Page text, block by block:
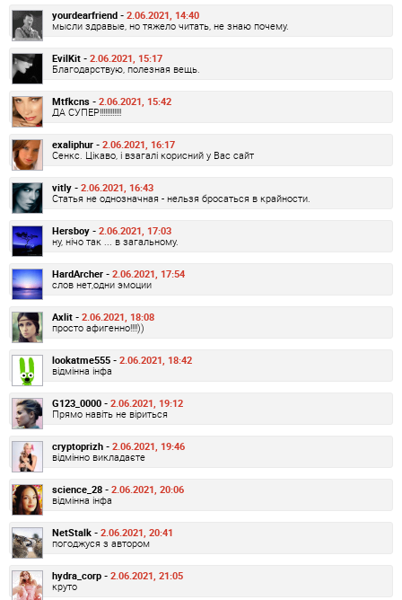
yourdearfriend - 2.06.2021, 14:40
мысли здравые, но тяжело читать, не знаю почему.
EvilKit - 2.06.2021, 15:17
Благодарствую, полезная вещь.
Mtfkcns - 2.06.2021, 15:42
ДА СУПЕР!!!!!!!!!!!!
exaliphur - 2.06.2021, 16:17
Сенкс. Цікаво, і взагалі корисний у Вас сайт
vitly - 2.06.2021, 16:43
Статья не однозначная - нельзя бросаться в крайности.
Hersboy - 2.06.2021, 17:03
ну, нічо так ... в загальному.
HardArcher - 2.06.2021, 17:54
слов нет,одни эмоции
Axlit - 2.06.2021, 18:08
просто афигенно!!!!))
lookatme555 - 2.06.2021, 18:42
відмінна інфа
G123_0000 - 2.06.2021, 19:12
Прямо навіть не віриться
cryptoprizh - 2.06.2021, 19:46
відмінно викладаєте
science_28 - 2.06.2021, 20:06
відмінна інфа
NetStalk - 2.06.2021, 20:41
погоджуся з автором
hydra_corp - 2.06.2021, 21:05
круто